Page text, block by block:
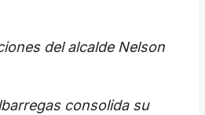
del alcalde Nelson
consolida su